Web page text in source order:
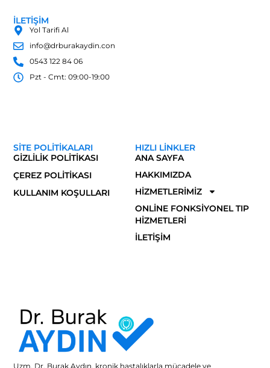
Uzm. Dr. Burak Aydın, kronik hastalıklarla mücadele ve
HIZLI LINKLER
ANA SAYFA
HAKKIMIZDA
HIZMETLERIMIZ
ONLINE FONKSIYONEL TIP
HIZMETLERI
İLETIŞIM
SITE POLITIKALARI
GIZLILIK POLITIKASI
ÇEREZ POLITIKASI
KULLANIM KOŞULLARI
İLETİŞİM
Yol Tarifi Al
info@drburakaydin.con
0543 122 84 06
Pzt - Cmt: 09:00-19:00